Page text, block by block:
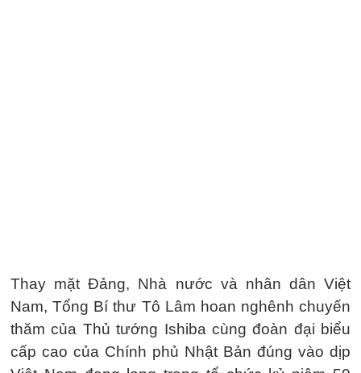
Thay mặt Đảng, Nhà nước và nhân dân Việt
Nam, Tổng Bí thư Tô Lâm hoan nghênh chuyến
thăm của Thủ tướng Ishiba cùng đoàn đại biểu
cấp cao của Chính phủ Nhật Bản đúng vào dịp